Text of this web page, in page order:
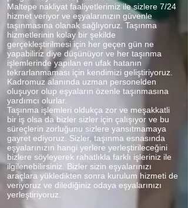
Maltepe nakliyat faaliyetlerimiz ile sizlere 7/24
hizmet veriyor ve eşyalarınızın güvenle
taşınmasına olanak sağlıyoruz. Taşınma
hizmetlerinin kolay bir şekilde
gerçekleştirilmesi için her geçen gün ne
yapabiliriz diye düşünüyor ve her taşınma
işlemlerinde yapılan en ufak hatanın
tekrarlanmaması için kendimizi geliştiriyoruz.
Kadromuz alanında uzman personelden
oluşuyor olup eşyaların özenle taşınmasına
yardımcı olurlar.
Taşınma işlemleri oldukça zor ve meşakkatli
bir iş olsa da bizler sizler için çalışıyor ve bu
süreçlerin zorluğunu sizlere yansıtmamaya
gayret ediyoruz. Sizler, taşınma esnasında
eşyalarınızın hangi yerlere yerleştirileceğini
bizlere söyleyerek rahatlıkla farklı işleriniz ile
ilgilenebilirsiniz. Bizler sizin eşyalarınızı
araçlara yükledikten sonra kurulum hizmeti de
veriyoruz ve dilediğiniz odaya eşyalarınızı
yerleştiriyoruz.